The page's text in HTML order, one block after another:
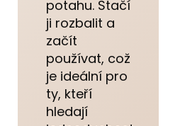
potahu. Stačí
ji rozbalit a
začít
používat, což
je ideální pro
ty, kteří
hledají